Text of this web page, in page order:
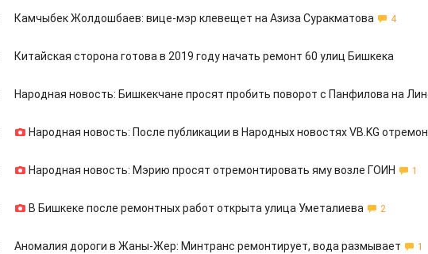
Камчыбек Жолдошбаев: вице-мэр клевещет на Азиза Суракматова 4
Китайская сторона готова в 2019 году начать ремонт 60 улиц Бишкека
Народная новость: Бишкекчане просят пробить поворот с Панфилова на
Народная новость: После публикации в Народных новостях VB.KG
Народная новость: Мэрию просят отремонтировать яму возле ГОИН 1
В Бишкеке после ремонтных работ открыта улица Уметалиева 2
Аномалия дороги в Жаны-Жер: Минтранс ремонтирует, вода размывает 1